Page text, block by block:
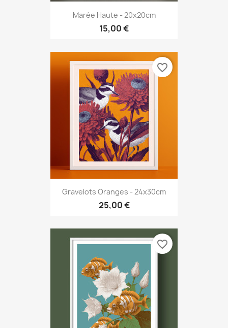
Marée Haute - 20x20cm
15,00 €
Gravelots Oranges - 24x30cm
25,00 €
favorite_border
favorite_border